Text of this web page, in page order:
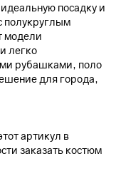
посадку и
полукруглым
модели
легко
рубашками, поло
для города,
артикул в
заказать костюм